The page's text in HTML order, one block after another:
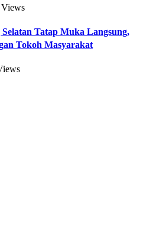
Views
Tatap Muka Langsung,
Tokoh Masyarakat